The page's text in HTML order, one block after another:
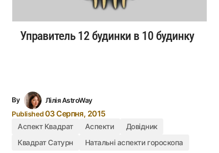
Управитель 12 будинки в 10 будинку
By
Лілія AstroWay
Published03 Серпня, 2015
Аспект Квадрат Аспекти
Довідник
Квадрат Сатурн
Натальні аспекти гороскопа